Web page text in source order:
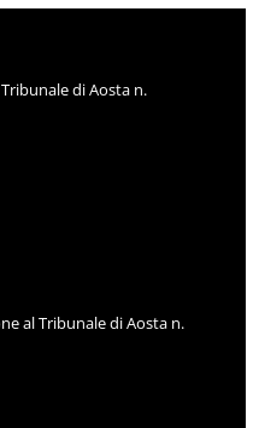
di Aosta n.
al Tribunale di Aosta n.